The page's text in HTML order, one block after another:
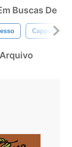
Buscas De
Cappuccino